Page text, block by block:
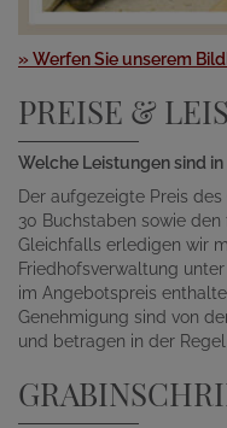
» Werfen Sie unserem
PREISE &
Welche Leistungen sind
Der aufgezeigte Preis
30 Buchstaben sowie
Gleichfalls erledigen wir
Friedhofsverwaltung
im Angebotspreis
Genehmigung sind von
und betragen in der